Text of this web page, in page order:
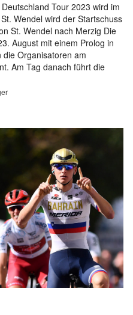
Tour 2023 wird im
Wendel wird der Startschuss
St. Wendel nach Merzig Die
August mit einem Prolog in
Organisatoren am
Am Tag danach führt die